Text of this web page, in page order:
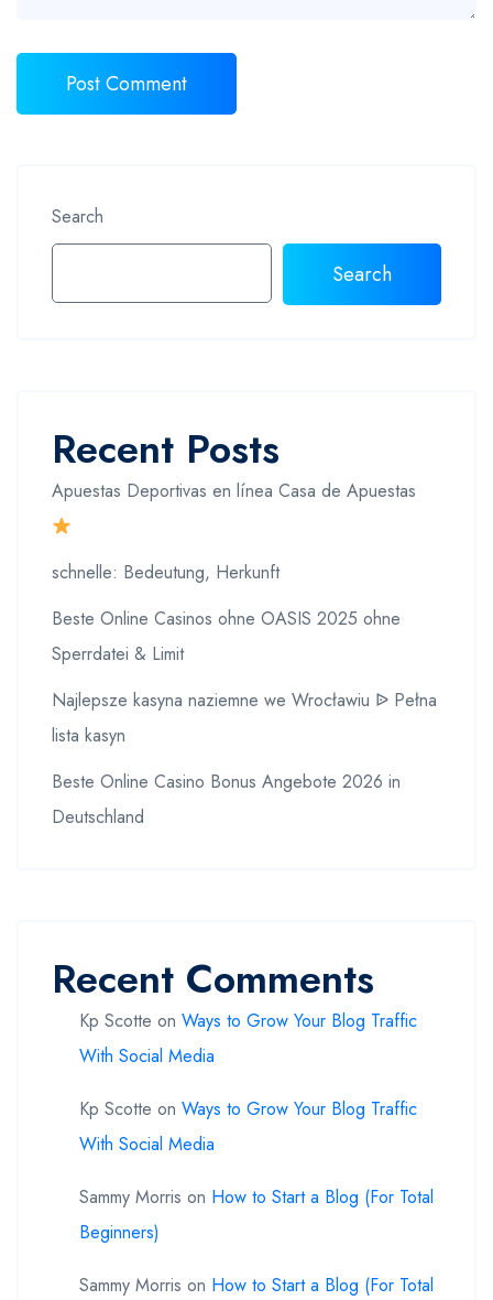
Search
Search
Recent Posts
Apuestas Deportivas en línea Casa de Apuestas
schnelle: Bedeutung, Herkunft
Beste Online Casinos ohne OASIS 2025 ohne
Sperrdatei & Limit
Najlepsze kasyna naziemne we Wrocławiu ᐉ Pełna
lista kasyn
Beste Online Casino Bonus Angebote 2026 in
Deutschland
Recent Comments
Kp Scotte on Ways to Grow Your Blog Traffic
With Social Media
Kp Scotte on Ways to Grow Your Blog Traffic
With Social Media
Sammy Morris on How to Start a Blog (For Total
Beginners)
Sammy Morris on How to Start a Blog (For Total